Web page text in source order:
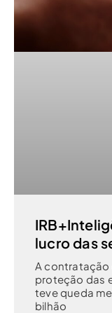
lucro das
A contratação
proteção das
teve queda
bilhão